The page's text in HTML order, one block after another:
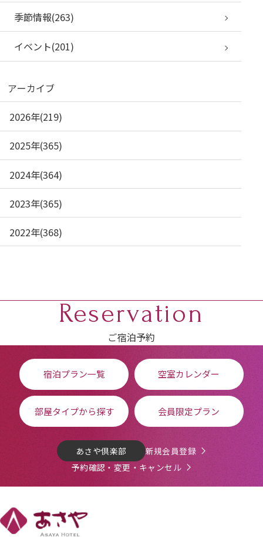
季節情報(263)
イベント(201)
アーカイブ
2026年(219)
2025年(365)
2024年(364)
2023年(365)
2022年(368)
Reservation
ご宿泊予約
宿泊プラン一覧 空室カレンダー
部屋タイプから探す 会員限定プラン
あさや倶楽部
新規会員登録
予約確認・変更・キャンセル